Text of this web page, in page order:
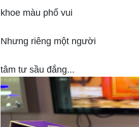
khoe màu phố vui
Nhưng riêng một người
tâm tư sầu đắng...